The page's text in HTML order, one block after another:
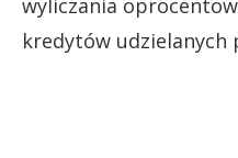
kredytów udzielanych